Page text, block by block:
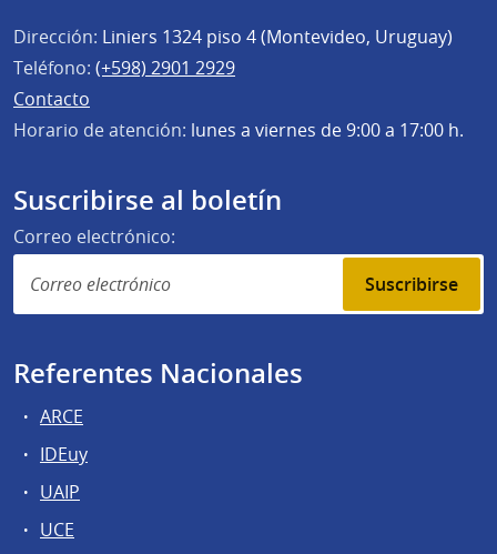
Dirección: Liniers 1324 piso 4 (Montevideo, Uruguay)
Teléfono: (+598) 2901 2929
Contacto
Horario de atención: lunes a viernes de 9:00 a 17:00 h.
Suscribirse al boletín
Correo electrónico:
Suscribirse
Referentes Nacionales
ARCE
IDEuy
UAIP
UCE